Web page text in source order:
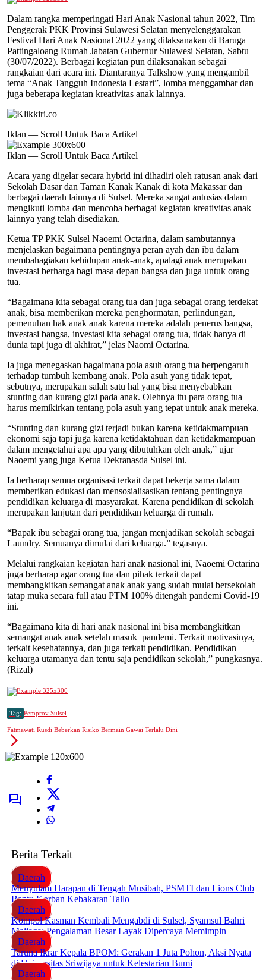
Dalam rangka memperingati Hari Anak Nasional tahun 2022, Tim
Penggerak PKK Provinsi Sulawesi Selatan menyelenggarakan
Festival Hari Anak Nasional 2022 yang dilaksanakan di Baruga
Pattingaloang Rumah Jabatan Gubernur Sulawesi Selatan, Sabtu
(30/07/2022). Berbagai kegiatan pun dilaksanakan sebagai
rangkaian dari acara ini. Diantaranya Talkshow yang mengambil
tema “Anak Tangguh Indonesia Lestari”, lomba menggambar dan
juga beberapa kegiatan kreativitas anak lainnya.
Iklan — Scroll Untuk Baca Artikel
Iklan — Scroll Untuk Baca Artikel
Acara yang digelar secara hybrid ini dihadiri oleh ratusan anak dari
Sekolah Dasar dan Taman Kanak Kanak di kota Makassar dan
berbagai daerah lainnya di Sulsel. Mereka sangat antusias dalam
mengikuti lomba dan mencoba berbagai kegiatan kreativitas anak
lainnya yang telah disediakan.
Ketua TP PKK Sulsel Naoemi Octarina, dalam sambutannya
menjelaskan bagaimana pentingnya peran ayah dan ibu dalam
membahagiakan kehidupan anak-anak, apalagi anak merupakan
investasi berharga bagi masa depan bangsa dan juga untuk orang
tua.
“Bagaimana kita sebagai orang tua dan juga sebagai orang terdekat
anak, bisa memberikan mereka penghormatan, perlindungan,
pemenuhan hak anak anak karena mereka adalah penerus bangsa,
investasi bangsa, investasi kita sebagai orang tua, tidak hanya di
dunia tapi juga di akhirat,” jelas Naomi Octarina.
Ia juga menegaskan bagaimana pola asuh orang tua berpengaruh
terhadap tumbuh kembang anak. Pola asuh yang tidak tepat,
sebutnya, merupakan salah satu hal yang bisa menyebabkan
stunting dan kurang gizi pada anak. Olehnya itu para orang tua
harus memikirkan tentang pola asuh yang tepat untuk anak mereka.
“Stunting dan kurang gizi terjadi bukan karena ketidakmampuan
ekonomi saja tapi juga karena ketidaktahuan dan ketidakmampuan
dalam mengetahui apa apa yang dibutuhkan oleh anak,” ujar
Naoemi yang juga Ketua Dekranasda Sulsel ini.
Ia berharap semua organisasi terkait dapat bekerja sama dalam
memberikan edukasi dan mensosialisasikan tentang pentingnya
pendidikan keluarga di masyarakat. Karena pendidikan di sekolah
merupakan lanjutan dari pendidikan keluarga di rumah.
“Bapak ibu sebagai orang tua, jangan menjadikan sekolah sebagai
Laundry. Semuanya dimulai dari keluarga.” tegasnya.
Melalui rangkaian kegiatan hari anak nasional ini, Naoemi Octarina
juga berharap agar orang tua dan pihak terkait dapat
membangkitkan semangat anak anak yang sudah mulai bersekolah
tatap muka secara full atau PTM 100% ditengah pandemi Covid-19
ini.
“Bagaimana kita di hari anak nasional ini bisa membangkitkan
semangat anak anak setelah masuk pandemi. Terkait motivasinya,
terkait kesehatannya, dan juga terkait pendidikan. Pendidikan
keluarga utamanya dan tentu saja pendidikan sekolah,” pungkasnya.
(Rizal)
Tag: Pemprov Sulsel
Fatmawati Rusdi Beberkan Risiko Bermain Gawai Terlalu Dini
Berita Terkait
Daerah
Menyulam Harapan di Tengah Musibah, PSMTI dan Lions Club
Bantu Korban Kebakaran Tallo
Daerah
Kompol Kasman Kembali Mengabdi di Sulsel, Syamsul Bahri
Majjaga: Pengalaman Besar Layak Dipercaya Memimpin
Daerah
Taruna Ikrar Kepala BPOM: Gerakan 1 Juta Pohon, Aksi Nyata
di Universitas Sriwijaya untuk Kelestarian Bumi
Daerah